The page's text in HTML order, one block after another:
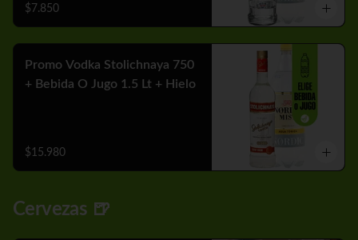
$7.850
Promo Vodka Stolichnaya 750
+ Bebida O Jugo 1.5 Lt + Hielo
$15.980
Cervezas 🍺